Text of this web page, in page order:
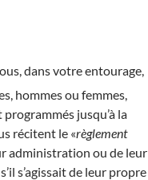
dans votre entourage,
hommes ou femmes,
jusqu’à la
récitent le «règlement
administration ou de leur
s’agissait de leur propre